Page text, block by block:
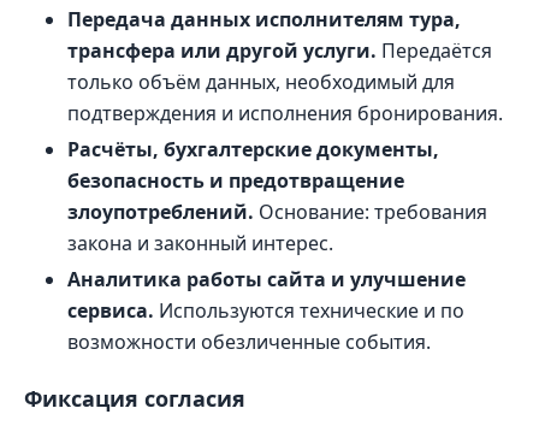
Передача данных исполнителям тура,
трансфера или другой услуги. Передаётся
только объём данных, необходимый для
подтверждения и исполнения бронирования.
Расчёты, бухгалтерские документы,
безопасность и предотвращение
злоупотреблений. Основание: требования
закона и законный интерес.
Аналитика работы сайта и улучшение
сервиса. Используются технические и по
возможности обезличенные события.
Фиксация согласия